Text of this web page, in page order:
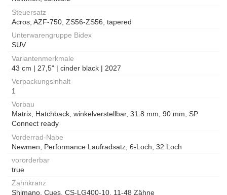
Steuersatz
Acros, AZF-750, ZS56-ZS56, tapered
Unterwarengruppe Bidex
SUV
Variantenmerkmale
43 cm | 27,5" | cinder black | 2027
Verpackungsinhalt
1
Vorbau
Matrix, Hatchback, winkelverstellbar, 31.8 mm, 90 mm, SP
Connect ready
Vorderrad-Nabe
Newmen, Performance Laufradsatz, 6-Loch, 32 Loch
vororderbar
true
Zahnkranz
Shimano, Cues, CS-LG400-10, 11-48 Zähne